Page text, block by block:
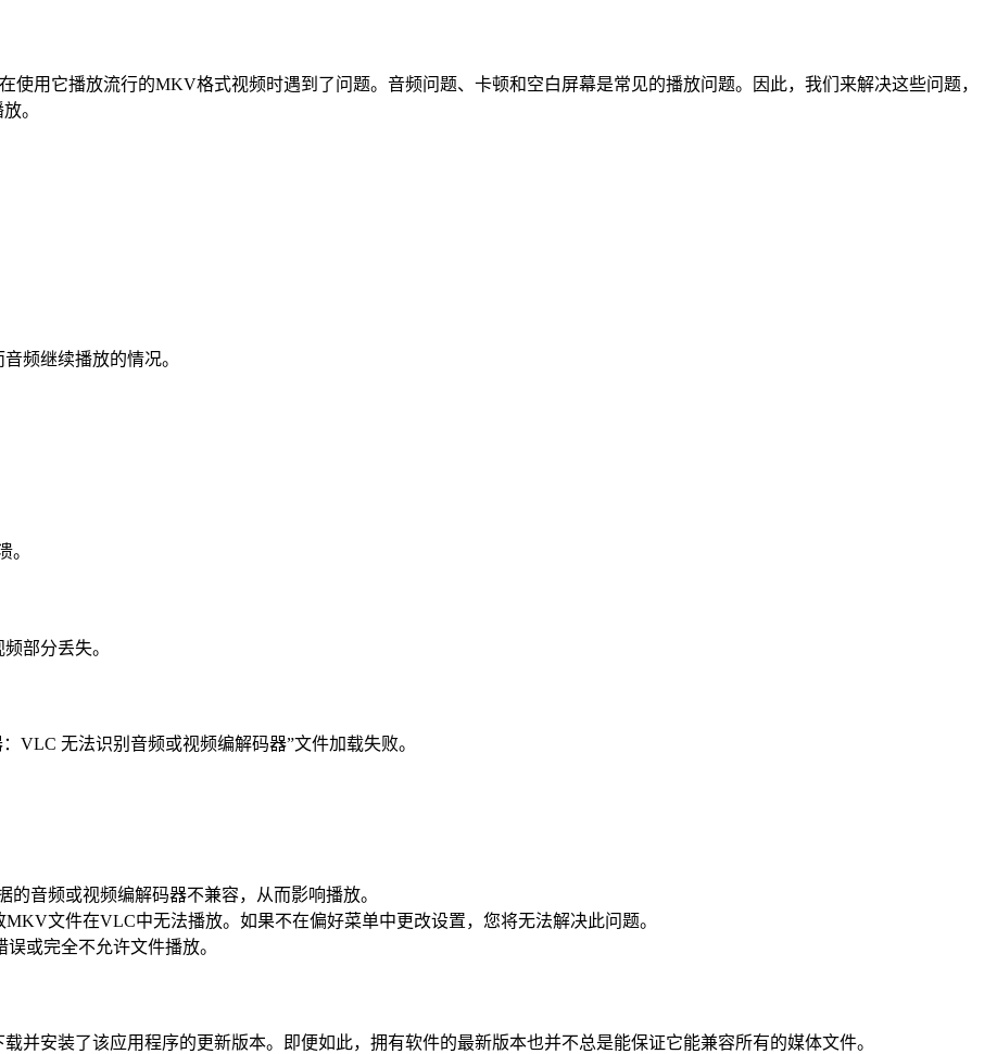
用它播放流行的MKV格式视频时遇到了问题。音频问题、卡顿和空白屏幕是常见的播放问题。因此，我们来解决这些问题，
。
频继续播放的情况。
。
部分丢失。
VLC 无法识别音频或视频编解码器”文件加载失败。
音频或视频编解码器不兼容，从而影响播放。
文件在VLC中无法播放。如果不在偏好菜单中更改设置，您将无法解决此问题。
或完全不允许文件播放。
并安装了该应用程序的更新版本。即便如此，拥有软件的最新版本也并不总是能保证它能兼容所有的媒体文件。